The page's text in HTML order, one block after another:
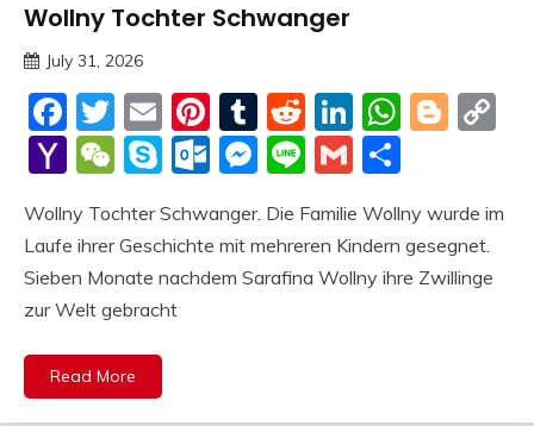
Trends
Wollny Tochter Schwanger
July 31, 2026
Facebook
Twitter
EmailPinterest
Tumblr
Reddit
LinkedIn
Yahoo
WeChat
SkypeOutlook.com
Messenger
LineGmail
Wollny Tochter Schwanger. Die Familie Wollny wurde im
Laufe ihrer Geschichte mit mehreren Kindern gesegnet.
Sieben Monate nachdem Sarafina Wollny ihre Zwillinge
zur Welt gebracht
Read More